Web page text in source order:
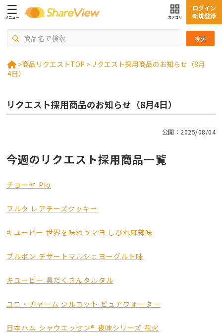
検索
ログイン
新規登録
>商品リクエストTOP >リクエスト採用商品のお知らせ（8月
4日）
リクエスト採用商品のお知らせ（8月4日）
公開：2025/08/04
今週のリクエスト採用商品一覧
チョーヤ Pio
フルタ レアチーズクッキー
キユーピー 世界を味わうマヨ しびれ麻辣味
ブルボン デザートマルシェヨーグルト味
キユーピー 具だくさんタルタル
ユニ・チャーム シルコット ピュアウォーター
日本ハム シャウエッセン® 夜味シリーズ 花火